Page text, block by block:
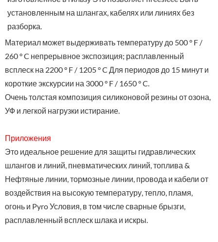
установленным на шлангах, кабелях или линиях без
разборка.
Материал может выдерживать температуру до 500 ° F /
260 ° C непрерывное экспозиция; расплавленный
всплеск на 2200 ° F / 1205 ° C Для периодов до 15 минут и
короткие экскурсии на 3000 ° F / 1650 ° C.
Очень толстая композиция силиконовой резины от озона,
УФ и легкой нагрузки истирание.
Приложения
Это идеальное решение для защиты гидравлических
шлангов и линий, пневматических линий, топлива &
Нефтяные линии, тормозные линии, провода и кабели от
воздействия на высокую температуру, тепло, пламя,
огонь и Pyro Условия, в том числе сварные брызги,
расплавленный всплеск шлака и искры.